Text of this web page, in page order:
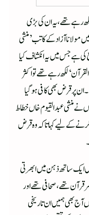
رہے تھے، یہ ان کی بڑی
مولانا آزادکے کاتب ’منشی
کی ہے جس میں یہ انکشاف کیا
لکھ رہے تھے تو اکثر
پر قرض بھی کافی ہوگیا
نے منشی عبدالقیوم خاں خطاط
کرنے کے لیے کہا تاکہ وہ قرض
ایک ساتھ ذہن میں ابھرتی
قرآن تھے، صحافی تھے اور
آج بھی ہمیں ان تاریخی